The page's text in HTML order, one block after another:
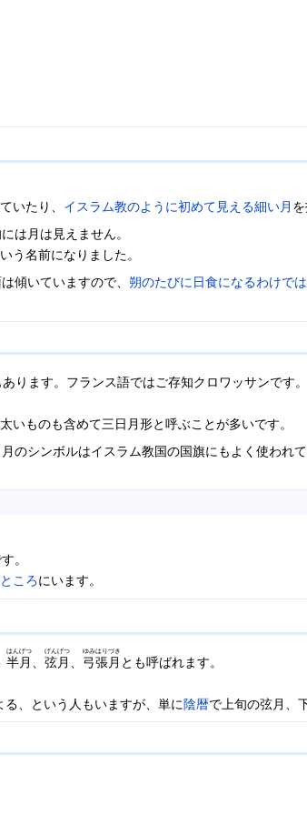
いたり、 イスラム教のように初めて見える細い月
は月は見えません。
う名前になりました。
傾いていますので、 朔のたびに日食になるわけで
あります。フランス語ではご存知クロワッサンです。
ものも含めて三日月形と呼ぶことが多いです。
のシンボルはイスラム教国の国旗にもよく使われて
。
ころにいます。
半月
はんげつ
弦月
げんげつ
弓張月
ゆみはりづき
とも呼ばれます。
、という人もいますが、単に陰暦で上旬の弦月、